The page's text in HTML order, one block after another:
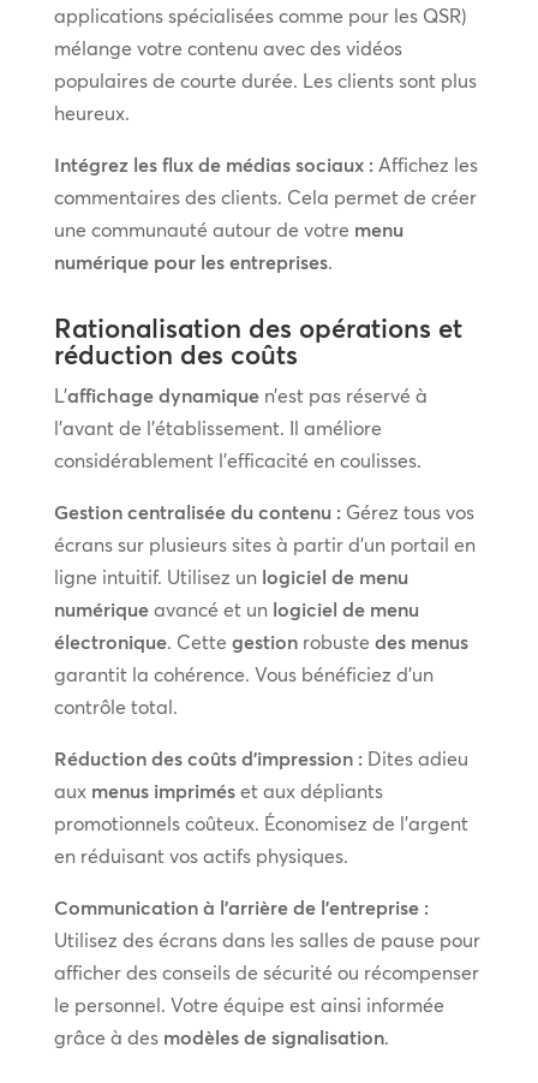
applications spécialisées comme pour les QSR)
mélange votre contenu avec des vidéos
populaires de courte durée. Les clients sont plus
heureux.
Intégrez les flux de médias sociaux :Affichez les
commentaires des clients. Cela permet de créer
une communauté autour de votre menu
numérique pour les entreprises.
Rationalisation des opérations et
réduction des coûts
L’affichage dynamiquen’est pas réservé à
l’avant de l’établissement. Il améliore
considérablement l’efficacité en coulisses.
Gestion centralisée du contenu :Gérez tous vos
écrans sur plusieurs sites à partir d’un portail en
ligne intuitif. Utilisez un logiciel de menu
numériqueavancé et un logiciel de menu
électronique. Cette gestionrobuste des menus
garantit la cohérence. Vous bénéficiez d’un
contrôle total.
Réduction des coûts d’impression :Dites adieu
aux menus impriméset aux dépliants
promotionnels coûteux. Économisez de l’argent
en réduisant vos actifs physiques.
Communication à l’arrière de l’entreprise :
Utilisez des écrans dans les salles de pause pour
afficher des conseils de sécurité ou récompenser
le personnel. Votre équipe est ainsi informée
grâce à des modèles de signalisation.